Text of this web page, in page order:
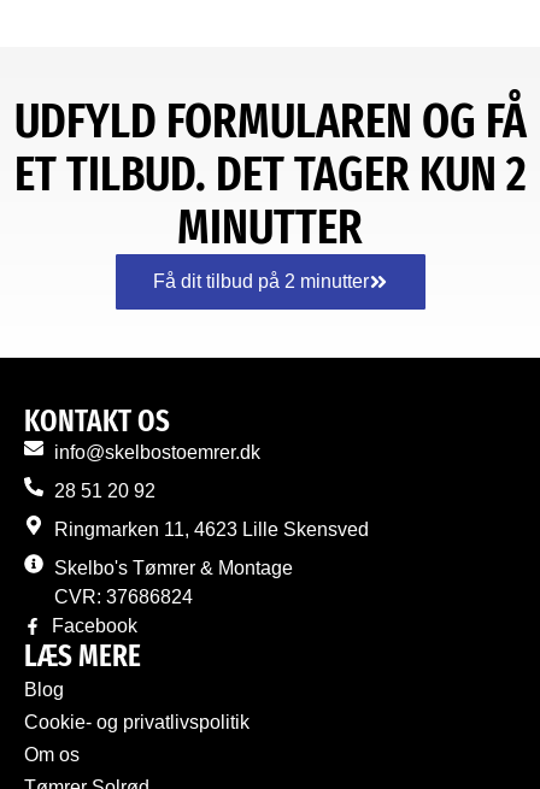
UDFYLD FORMULAREN OG FÅ
ET TILBUD. DET TAGER KUN 2
MINUTTER
Få dit tilbud på 2 minutter
KONTAKT OS
info@skelbostoemrer.dk
28 51 20 92
Ringmarken 11, 4623 Lille Skensved
Skelbo's Tømrer & Montage
CVR: 37686824
Facebook
LÆS MERE
Blog
Cookie- og privatlivspolitik
Om os